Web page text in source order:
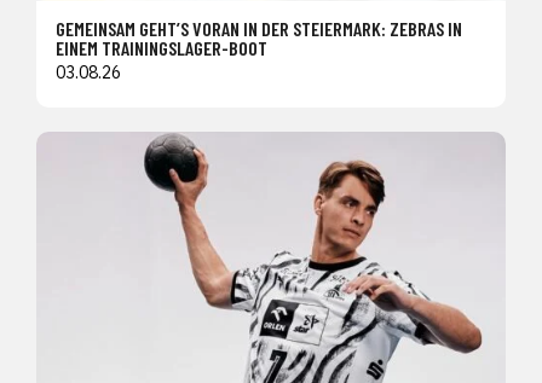
GEMEINSAM GEHT’S VORAN IN DER STEIERMARK: ZEBRAS IN
EINEM TRAININGSLAGER-BOOT
03.08.26